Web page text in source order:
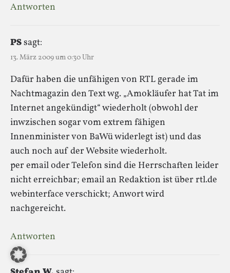
Antworten
PSsagt:
13. März 2009 um 0:30 Uhr
Dafür haben die unfähigen von RTL gerade im
Nachtmagazin den Text wg. „Amokläufer hat Tat im
Internet angekündigt“ wiederholt (obwohl der
inwzischen sogar vom extrem fähigen
Innenminister von BaWü widerlegt ist) und das
auch noch auf der Website wiederholt.
per email oder Telefon sind die Herrschaften leider
nicht erreichbar; email an Redaktion ist über rtl.de
webinterface verschickt; Anwort wird
nachgereicht.
Antworten